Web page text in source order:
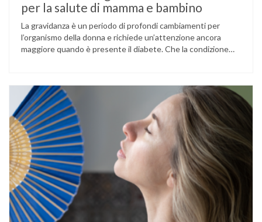
per la salute di mamma e bambino
La gravidanza è un periodo di profondi cambiamenti per
l’organismo della donna e richiede un’attenzione ancora
maggiore quando è presente il diabete. Che la condizione
volta durante la gestazione (diabete gestazionale),
mantenere …